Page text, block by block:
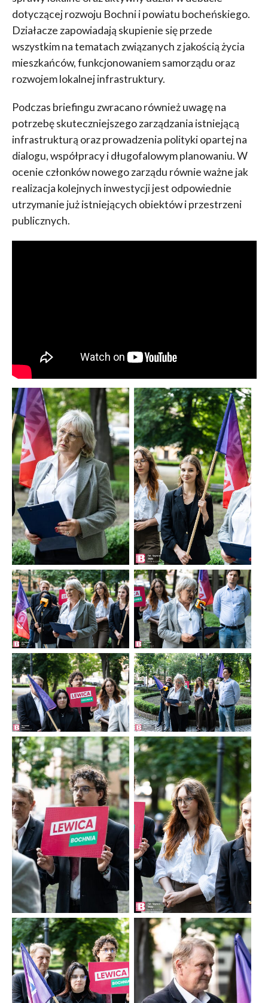
dotyczącej rozwoju Bochni i powiatu bocheńskiego.
Działacze zapowiadają skupienie się przede
wszystkim na tematach związanych z jakością życia
mieszkańców, funkcjonowaniem samorządu oraz
rozwojem lokalnej infrastruktury.
Podczas briefingu zwracano również uwagę na
potrzebę skuteczniejszego zarządzania istniejącą
infrastrukturą oraz prowadzenia polityki opartej na
dialogu, współpracy i długofalowym planowaniu. W
ocenie członków nowego zarządu równie ważne jak
realizacja kolejnych inwestycji jest odpowiednie
utrzymanie już istniejących obiektów i przestrzeni
publicznych.